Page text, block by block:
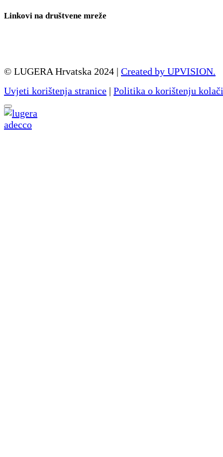
Linkovi na društvene mreže
© LUGERA Hrvatska 2024 | Created by UPVISION.
Uvjeti korištenja stranice | Politika o korištenju